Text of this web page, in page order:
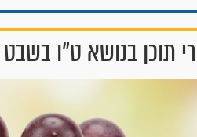
תוכן בנושא ט"ו בשבט